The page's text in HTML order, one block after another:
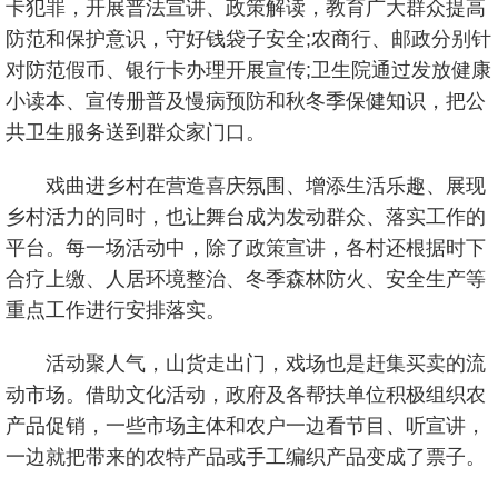
卡犯罪，开展普法宣讲、政策解读，教育广大群众提高
防范和保护意识，守好钱袋子安全;农商行、邮政分别针
对防范假币、银行卡办理开展宣传;卫生院通过发放健康
小读本、宣传册普及慢病预防和秋冬季保健知识，把公
共卫生服务送到群众家门口。
戏曲进乡村在营造喜庆氛围、增添生活乐趣、展现
乡村活力的同时，也让舞台成为发动群众、落实工作的
平台。每一场活动中，除了政策宣讲，各村还根据时下
合疗上缴、人居环境整治、冬季森林防火、安全生产等
重点工作进行安排落实。
活动聚人气，山货走出门，戏场也是赶集买卖的流
动市场。借助文化活动，政府及各帮扶单位积极组织农
产品促销，一些市场主体和农户一边看节目、听宣讲，
一边就把带来的农特产品或手工编织产品变成了票子。